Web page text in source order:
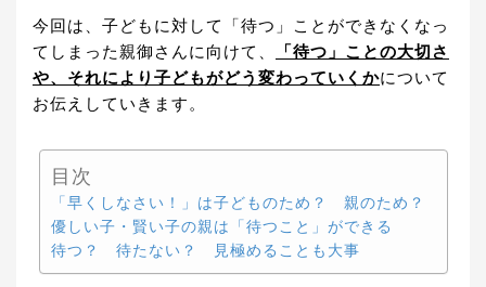
今回は、子どもに対して「待つ」ことができなくなっ
てしまった親御さんに向けて、
「待つ」ことの大切さ
や、それにより子どもがどう変わっていくかについて
お伝えしていきます。
目次
「早くしなさい！」は子どものため？ 親のため？
優しい子・賢い子の親は「待つこと」ができる
待つ？ 待たない？ 見極めることも大事